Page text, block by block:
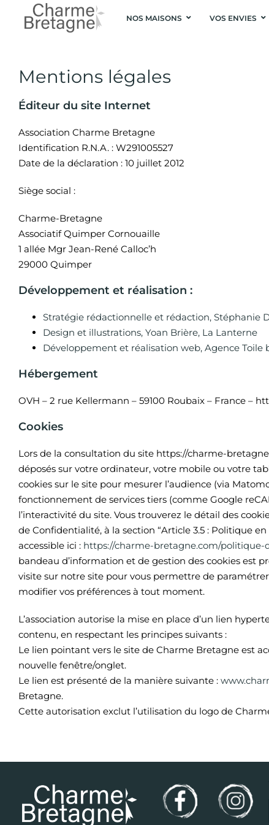
NOS MAISONS VOS ENVIES
Mentions légales
Éditeur du site Internet
Association Charme Bretagne
Identification R.N.A. : W291005527
Date de la déclaration : 10 juillet 2012
Siège social :
Charme-Bretagne
Associatif Quimper Cornouaille
1 allée Mgr Jean-René Calloc’h
29000 Quimper
Développement et réalisation :
Stratégie rédactionnelle et rédaction, Stéphanie
Design et illustrations, Yoan Brière, La Lanterne
Développement et réalisation web, Agence Toile
Hébergement
OVH – 2 rue Kellermann – 59100 Roubaix – France –
Cookies
Lors de la consultation du site https://charme-
déposés sur votre ordinateur, votre mobile ou votre
cookies sur le site pour mesurer l’audience (via
fonctionnement de services tiers (comme Google
l’interactivité du site. Vous trouverez le détail des
de Confidentialité, à la section “Article 3.5 : Politique
accessible ici : https://charme-bretagne.com/politique-
bandeau d’information et de gestion des cookies est
visite sur notre site pour vous permettre de paramétrer
modifier vos préférences à tout moment.
L’association autorise la mise en place d’un lien
contenu, en respectant les principes suivants :
Le lien pointant vers le site de Charme Bretagne est
nouvelle fenêtre/onglet.
Le lien est présenté de la manière suivante :
Bretagne.
Cette autorisation exclut l’utilisation du logo de